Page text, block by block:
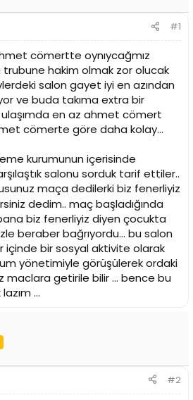
#1
cömertte oynıycağmız
hakim olmak zor olucak
salon gayet iyi en azından
ve buda takıma extra bir
en az ahmet cömert
cömerte göre daha kolay...
kurumunun içerisinde
salonu sorduk tarif ettiler..
maça dedilerki biz fenerliyiz
dedim.. maç başladığında
biz fenerliyiz diyen çocukta
beraber bağrıyordu... bu salon
içinde bir sosyal aktivite olarak
yönetimiyle görüşülerek ordaki
maclara getirile bilir ... bence bu
...
#2